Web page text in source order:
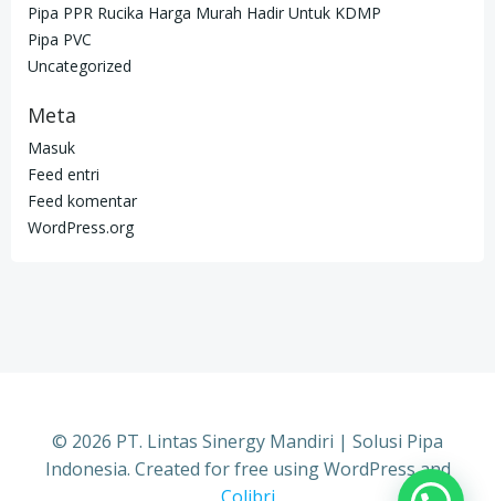
Pipa PPR Rucika Harga Murah Hadir Untuk KDMP
Pipa PVC
Uncategorized
Meta
Masuk
Feed entri
Feed komentar
WordPress.org
© 2026 PT. Lintas Sinergy Mandiri | Solusi Pipa
Indonesia. Created for free using WordPress and